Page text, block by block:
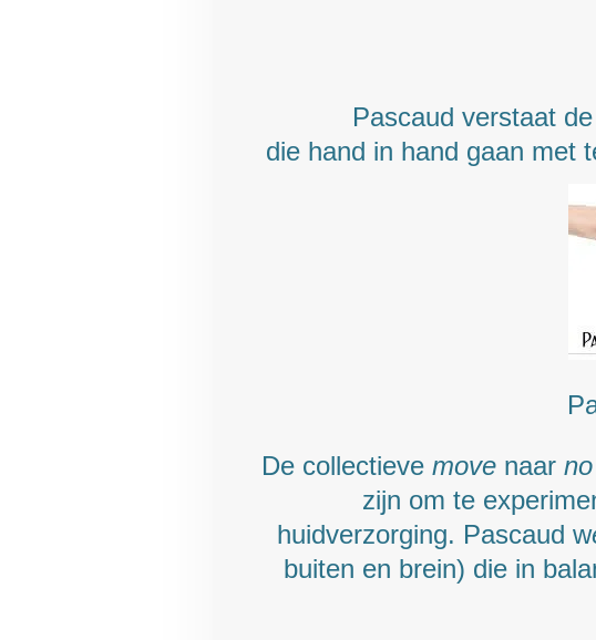
Pascaud verstaat
die hand in hand gaan met
De collectieve move naar
zijn om te
huidverzorging. Pascaud w
buiten en brein) die in